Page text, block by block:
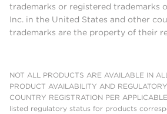
trademarks or registered trademarks
Inc. in the United States and other
trademarks are the property of their
NOT ALL PRODUCTS ARE AVAILABLE IN
PRODUCT AVAILABILITY AND
COUNTRY REGISTRATION PER
listed regulatory status for products